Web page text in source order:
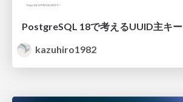
PostgreSQL 18で考えるUUID主キー
kazuhiro1982